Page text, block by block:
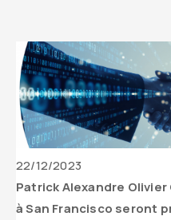
Date
de
parution
22/12/2023
Contenu
texte
Patrick Alexandre Olivier
à San Francisco seront